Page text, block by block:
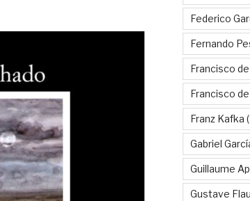
Federico
Fernando
Francisco
Francisco
Franz Kafka
Gabriel
Guillaume
Gustave